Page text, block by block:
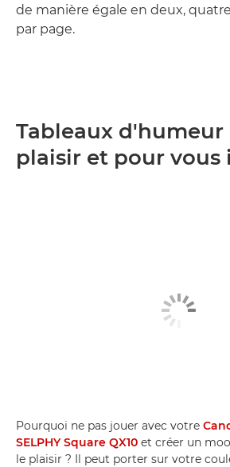
de manière égale en deux,
par page.
Tableaux d'humeur
plaisir et pour vous
Pourquoi ne pas jouer avec votre
SELPHY Square QX10 et créer un
le plaisir ? Il peut porter sur votre